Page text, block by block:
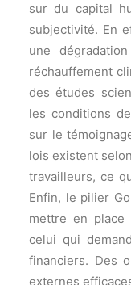
sur du capital
subjectivité. En
une
réchauffement
des études
les conditions
sur le
lois existent
travailleurs, ce
Enfin, le pilier
mettre en place
celui qui
financiers. Des
externes